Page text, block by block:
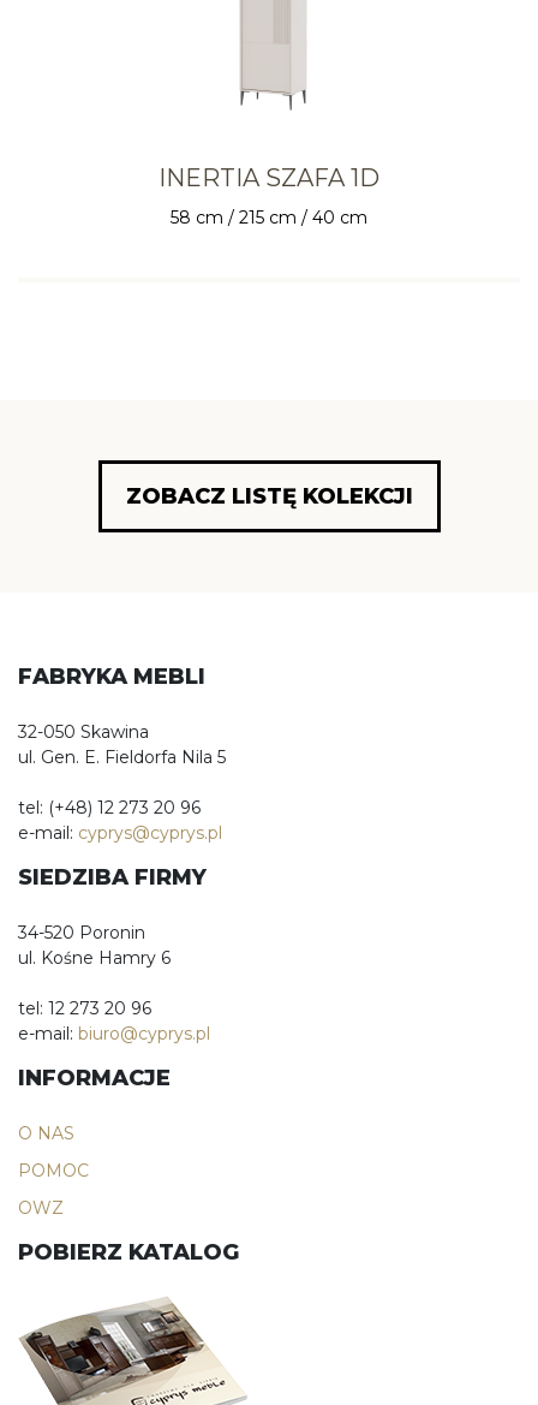
INERTIA SZAFA 1D
58 cm / 215 cm / 40 cm
ZOBACZ LISTĘ KOLEKCJI
FABRYKA MEBLI
32-050 Skawina
ul. Gen. E. Fieldorfa Nila 5
tel: (+48) 12 273 20 96
e-mail: cyprys@cyprys.pl
SIEDZIBA FIRMY
34-520 Poronin
ul. Kośne Hamry 6
tel: 12 273 20 96
e-mail: biuro@cyprys.pl
INFORMACJE
O NAS
POMOC
OWZ
POBIERZ KATALOG